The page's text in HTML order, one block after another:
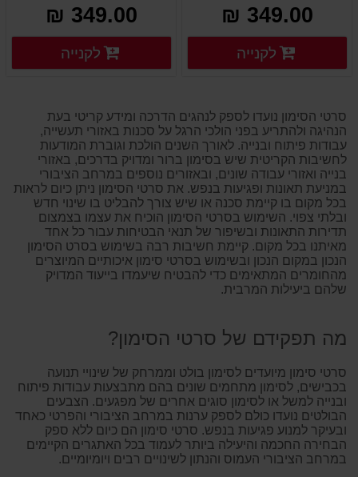
349.00 ₪
פרטים נוספים פרטים נוספים לקנייה
349.00 ₪
פרטים נוספים
לקנייה
סרטי הסימון נועדו לספק לנהגים הדרכה ומידע קריטי בעת
הנהיגה ולהתריע בפני הולכי הרגל על סכנות באזורי תעשייה,
עבודות פיתוח ובנייה. לאורך השנים הולכת וגוברת המודעות
לחשיבות הקריטית שיש בסימון ברור ומדויק בדרכים, באזורי
בנייה ואזורי עבודה שונים, ובאזורים נוספים במרחב הציבורי
במניעת תאונות ופגיעות בנפש. את סרטי הסימון ניתן כיום לראות
בכל מקום בו קיימת סכנה או שיש צורך להבליט בו שינוי חדש
ובלתי צפוי. השימוש בסרטי הסימון הוכיח את עצמו בצמצום
תדירות התאונות ובשיפור של תנאי הבטיחות עבור כל אחד
מאיתנו בכל מקום. קיימת חשיבות רבה בשימוש בסרט הסימון
הנכון במקום הנכון ובשימוש בסרטי סימון איכותיים המיוצרים
מהחומרים המתאימים כדי להבטיח שיעמדו בייעוד המדויק
שלהם ביעילות המרבית.
מה תפקידם של סרטי הסימון?
סרטי סימון מיועדים לסימון בולט וממרחק של שינויי תנועה
בכבישים, לסימון מתחמים שונים בהם מתבצעות עבודות פיתוח
ובנייה למשל או לסימון סוגים אחרים של מפגעים. הצבעים
הבולטים נועדו כולם לספק ערנות במרחב הציבורי והפרטי כאחד
ובעיקר למנוע פגיעות בנפש. סרטי סימון הם כיום ללא ספק
הבחירה החכמה והיעילה ביותר לעמוד בכל האתגרים הקיימים
במרחב הציבורי העמוס והנתון לשינויים רבים ויומיומיים.